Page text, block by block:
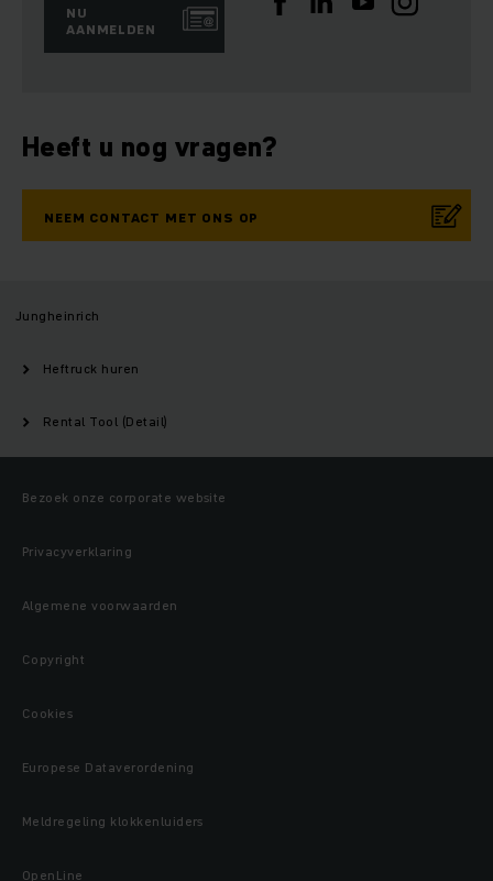
NU
AANMELDEN
Heeft u nog vragen?
NEEM CONTACT MET ONS OP
Jungheinrich
Heftruck huren
Rental Tool (Detail)
Bezoek onze corporate website
Privacyverklaring
Algemene voorwaarden
Copyright
Cookies
Europese Dataverordening
Meldregeling klokkenluiders
OpenLine